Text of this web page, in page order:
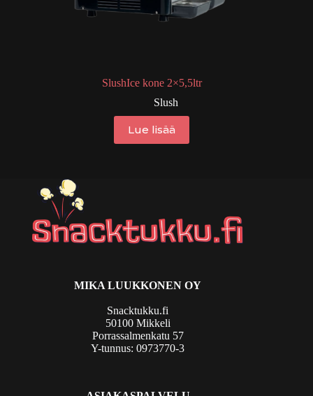
SlushIce kone 2×5,5ltr
Slush
Lue lisää
MIKA LUUKKONEN OY
Snacktukku.fi
50100 Mikkeli
Porrassalmenkatu 57
Y-tunnus: 0973770-3